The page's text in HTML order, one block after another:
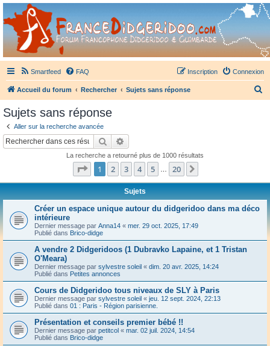
France Didgeridoo
Didgeridoo et Guimbarde sur France Didgeridoo - retrouvez la communauté.
Smartfeed FAQ Connexion
Inscription
Accueil du forum Rechercher Sujets sans réponse
Sujets sans réponse
Aller sur la recherche avancée
Rechercher
La recherche a retourné plus de 1000 résultats
Page 1sur20
1 2 3 4 5 20
Sujets
Créer un espace unique autour du didgeridoo dans ma déco
intérieure
Dernier message par Anna14 « mer. 29 oct. 2025, 17:49
Publié dans Brico-didge
A vendre 2 Didgeridoos (1 Dubravko Lapaine, et 1 Tristan
O'Meara)
Dernier message par sylvestre soleil « dim. 20 avr. 2025, 14:24
Publié dans Petites annonces
Cours de Didgeridoo tous niveaux de SLY à Paris
Dernier message par sylvestre soleil « jeu. 12 sept. 2024, 22:13
Publié dans 01 : Paris - Région parisienne.
Présentation et conseils premier bébé !!
Dernier message par petitcol « mar. 02 juil. 2024, 14:54
Publié dans Brico-didge